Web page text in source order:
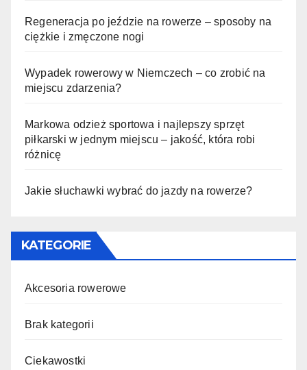
Regeneracja po jeździe na rowerze – sposoby na
ciężkie i zmęczone nogi
Wypadek rowerowy w Niemczech – co zrobić na
miejscu zdarzenia?
Markowa odzież sportowa i najlepszy sprzęt
piłkarski w jednym miejscu – jakość, która robi
różnicę
Jakie słuchawki wybrać do jazdy na rowerze?
KATEGORIE
Akcesoria rowerowe
Brak kategorii
Ciekawostki